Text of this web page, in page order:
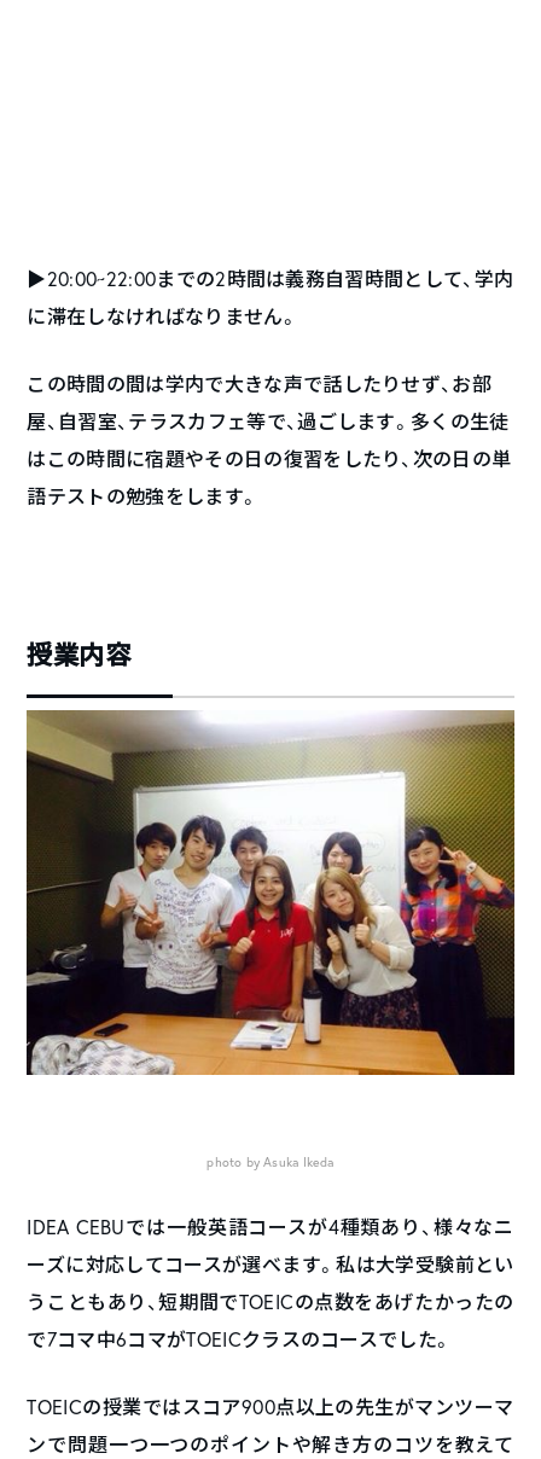
▶︎20:00~22:00までの2時間は義務自習時間として、学内
に滞在しなければなりません。
この時間の間は学内で大きな声で話したりせず、お部
屋、自習室、テラスカフェ等で、過ごします。多くの生徒
はこの時間に宿題やその日の復習をしたり、次の日の単
語テストの勉強をします。
授業内容
photo by Asuka Ikeda
IDEA CEBUでは一般英語コースが4種類あり、様々なニ
ーズに対応してコースが選べます。私は大学受験前とい
うこともあり、短期間でTOEICの点数をあげたかったの
で7コマ中6コマがTOEICクラスのコースでした。
TOEICの授業ではスコア900点以上の先生がマンツーマ
ンで問題一つ一つのポイントや解き方のコツを教えて